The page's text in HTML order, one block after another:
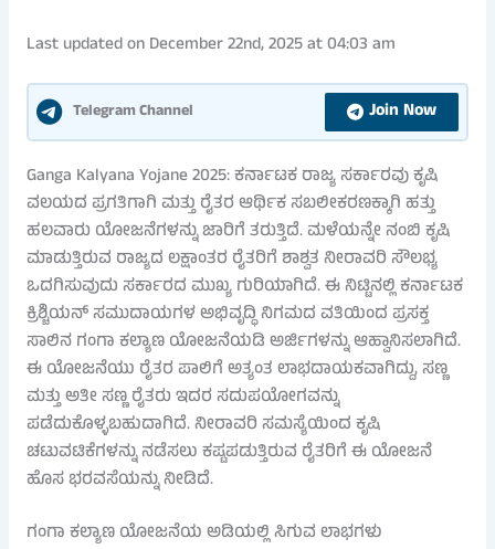
Last updated on December 22nd, 2025 at 04:03 am
Telegram Channel Join Now
Ganga Kalyana Yojane 2025: ಕರ್ನಾಟಕ ರಾಜ್ಯ ಸರ್ಕಾರವು ಕೃಷಿ
ವಲಯದ ಪ್ರಗತಿಗಾಗಿ ಮತ್ತು ರೈತರ ಆರ್ಥಿಕ ಸಬಲೀಕರಣಕ್ಕಾಗಿ ಹತ್ತು
ಹಲವಾರು ಯೋಜನೆಗಳನ್ನು ಜಾರಿಗೆ ತರುತ್ತಿದೆ. ಮಳೆಯನ್ನೇ ನಂಬಿ ಕೃಷಿ
ಮಾಡುತ್ತಿರುವ ರಾಜ್ಯದ ಲಕ್ಷಾಂತರ ರೈತರಿಗೆ ಶಾಶ್ವತ ನೀರಾವರಿ ಸೌಲಭ್ಯ
ಒದಗಿಸುವುದು ಸರ್ಕಾರದ ಮುಖ್ಯ ಗುರಿಯಾಗಿದೆ. ಈ ನಿಟ್ಟಿನಲ್ಲಿ ಕರ್ನಾಟಕ
ಕ್ರಿಶ್ಚಿಯನ್ ಸಮುದಾಯಗಳ ಅಭಿವೃದ್ಧಿ ನಿಗಮದ ವತಿಯಿಂದ ಪ್ರಸಕ್ತ
ಸಾಲಿನ ಗಂಗಾ ಕಲ್ಯಾಣ ಯೋಜನೆಯಡಿ ಅರ್ಜಿಗಳನ್ನು ಆಹ್ವಾನಿಸಲಾಗಿದೆ.
ಈ ಯೋಜನೆಯು ರೈತರ ಪಾಲಿಗೆ ಅತ್ಯಂತ ಲಾಭದಾಯಕವಾಗಿದ್ದು, ಸಣ್ಣ
ಮತ್ತು ಅತೀ ಸಣ್ಣ ರೈತರು ಇದರ ಸದುಪಯೋಗವನ್ನು
ಪಡೆದುಕೊಳ್ಳಬಹುದಾಗಿದೆ. ನೀರಾವರಿ ಸಮಸ್ಯೆಯಿಂದ ಕೃಷಿ
ಚಟುವಟಿಕೆಗಳನ್ನು ನಡೆಸಲು ಕಷ್ಟಪಡುತ್ತಿರುವ ರೈತರಿಗೆ ಈ ಯೋಜನೆ
ಹೊಸ ಭರವಸೆಯನ್ನು ನೀಡಿದೆ.
ಗಂಗಾ ಕಲ್ಯಾಣ ಯೋಜನೆಯ ಅಡಿಯಲ್ಲಿ ಸಿಗುವ ಲಾಭಗಳು